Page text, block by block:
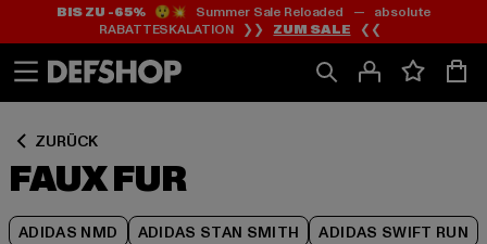
Zum
Inhalt
springen
Zum
Fußzeile
springen
BIS ZU -65%😲💥 Summer Sale Reloaded — absolute
RABATTESKALATION ❯❯ ZUM SALE ❮❮
ZURÜCK
FAUX FUR
ADIDAS NMD ADIDAS STAN SMITH ADIDAS SWIFT RUN
Zum
Produktraster
springen